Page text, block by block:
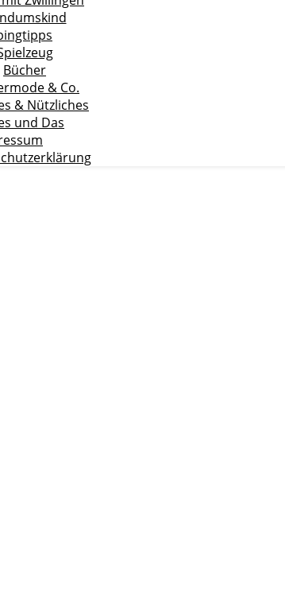
Bücher
& Co.
& Nützliches
und Das